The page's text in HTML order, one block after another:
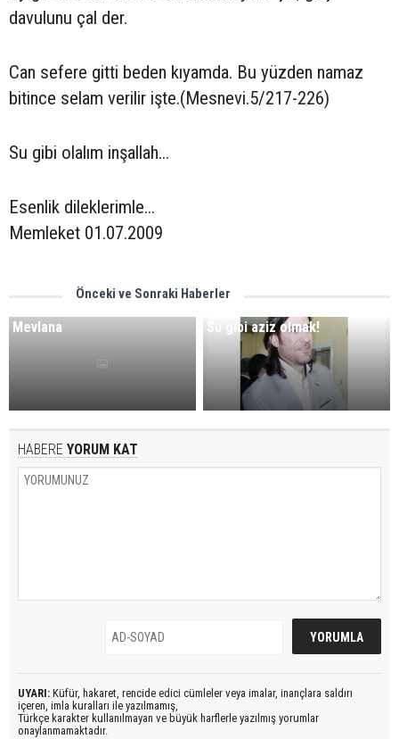
davulunu çal der.
Can sefere gitti beden kıyamda. Bu yüzden namaz
bitince selam verilir işte.(Mesnevi.5/217-226)
Su gibi olalım inşallah...
Esenlik dileklerimle...
Memleket 01.07.2009
Önceki ve Sonraki Haberler
Mevlana Su gibi aziz olmak!
HABERE YORUM KAT
UYARI: Küfür, hakaret, rencide edici cümleler veya imalar, inançlara saldırı
içeren, imla kuralları ile yazılmamış,
Türkçe karakter kullanılmayan ve büyük harflerle yazılmış yorumlar
onaylanmamaktadır.